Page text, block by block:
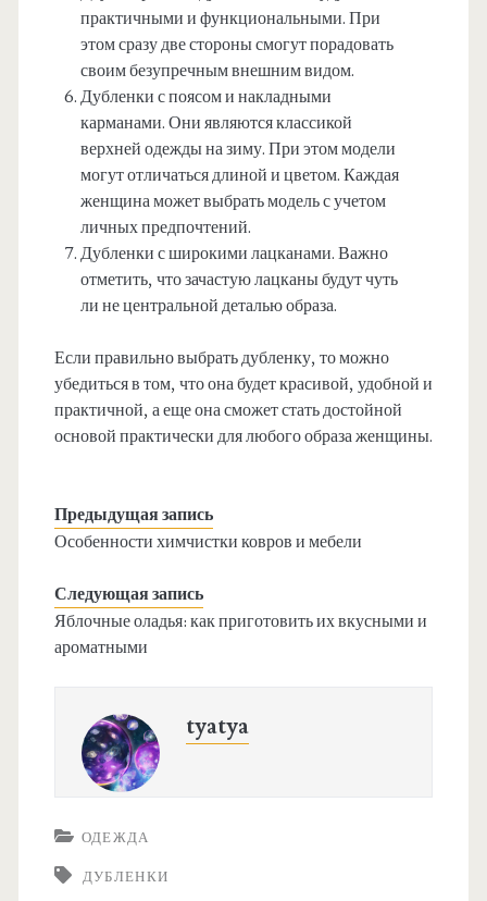
практичными и функциональными. При
этом сразу две стороны смогут порадовать
своим безупречным внешним видом.
Дубленки с поясом и накладными
карманами. Они являются классикой
верхней одежды на зиму. При этом модели
могут отличаться длиной и цветом. Каждая
женщина может выбрать модель с учетом
личных предпочтений.
Дубленки с широкими лацканами. Важно
отметить, что зачастую лацканы будут чуть
ли не центральной деталью образа.
Если правильно выбрать дубленку, то можно
убедиться в том, что она будет красивой, удобной и
практичной, а еще она сможет стать достойной
основой практически для любого образа женщины.
Предыдущая запись
Особенности химчистки ковров и мебели
Следующая запись
Яблочные оладья: как приготовить их вкусными и
ароматными
tyatya
ОДЕЖДА
ДУБЛЕНКИ